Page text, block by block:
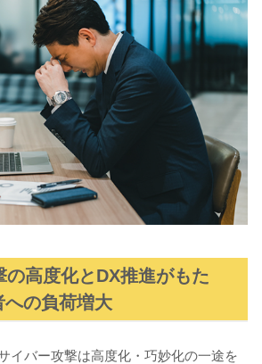
の高度化とDX推進がもた
への負荷増大
イバー攻撃は高度化・巧妙化の一途を